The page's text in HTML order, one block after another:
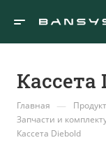
Кассета
Главная —
Запчасти и
Кассета Diebold